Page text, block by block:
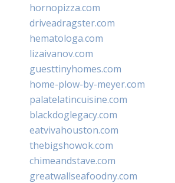
hornopizza.com
driveadragster.com
hematologa.com
lizaivanov.com
guesttinyhomes.com
home-plow-by-meyer.com
palatelatincuisine.com
blackdoglegacy.com
eatvivahouston.com
thebigshowok.com
chimeandstave.com
greatwallseafoodny.com